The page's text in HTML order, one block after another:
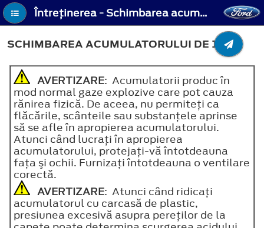
Întreţinerea - Schimbarea acumulatorului de 12 V
SCHIMBAREA ACUMULATORULUI DE 12 V
AVERTIZARE: Acumulatorii produc în
mod normal gaze explozive care pot cauza
rănirea fizică. De aceea, nu permiteţi ca
flăcările, scânteile sau substanţele aprinse
să se afle în apropierea acumulatorului.
Atunci când lucraţi în apropierea
acumulatorului, protejaţi-vă întotdeauna
faţa şi ochii. Furnizaţi întotdeauna o ventilare
corectă.
AVERTIZARE: Atunci când ridicaţi
acumulatorul cu carcasă de plastic,
presiunea excesivă asupra pereţilor de la